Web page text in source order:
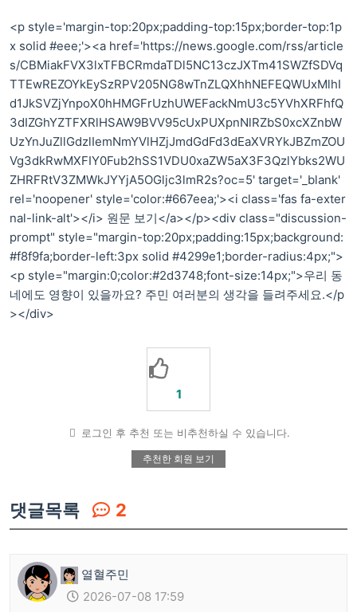
<p style='margin-top:20px;padding-top:15px;border-top:1p
x solid #eee;'><a href='https://news.google.com/rss/article
s/CBMiakFVX3lxTFBCRmdaTDl5NC13czJXTm41SWZfSDVq
TTEwREZOYkEySzRPV205NG8wTnZLQXhhNEFEQWUxMlhI
d1JkSVZjYnpoX0hHMGFrUzhUWEFackNmU3c5YVhXRFhfQ
3dIZGhYZTFXRlHSAW9BVV95cUxPUXpnNlRZbS0xcXZnbW
UzYnJuZllGdzlIemNmYVlHZjJmdGdFd3dEaXVRYkJBZmZOU
Vg3dkRwMXFIY0Fub2hSS1VDU0xaZW5aX3F3QzlYbks2WU
ZHRFRtV3ZMWkJYYjA5OGljc3lmR2s?oc=5' target='_blank'
rel='noopener' style='color:#667eea;'><i class='fas fa-exter
nal-link-alt'></i> 원문 보기</a></p><div class="discussion-
prompt" style="margin-top:20px;padding:15px;background:
#f8f9fa;border-left:3px solid #4299e1;border-radius:4px;">
<p style="margin:0;color:#2d3748;font-size:14px;">우리 동
네에도 영향이 있을까요? 주민 여러분의 생각을 들려주세요.</p
></div>
1
로그인 후 추천 또는 비추천하실 수 있습니다.
추천한 회원 보기
댓글목록 2
열혈주민
2026-07-08 17:59